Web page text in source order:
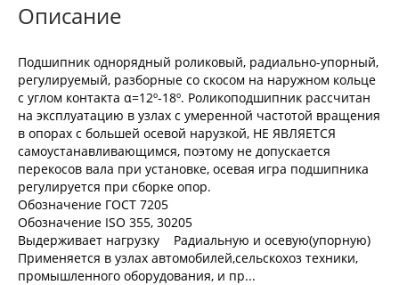
Описание
Подшипник однорядный роликовый, радиально-упорный,
регулируемый, разборные со скосом на наружном кольце
с углом контакта α=12º-18º. Роликоподшипник рассчитан
на эксплуатацию в узлах с умеренной частотой вращения
в опорах с большей осевой нарузкой, НЕ ЯВЛЯЕТСЯ
самоустанавливающимся, поэтому не допускается
перекосов вала при установке, осевая игра подшипника
регулируется при сборке опор.
Обозначение ГОСТ 7205
Обозначение ISO 355, 30205
Выдерживает нагрузку Радиальную и осевую(упорную)
Применяется в узлах автомобилей,сельскохоз техники,
промышленного оборудования, и пр...